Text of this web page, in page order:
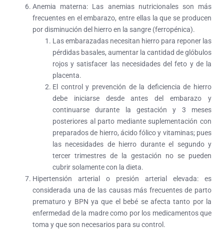
Anemia materna: Las anemias nutricionales son más
frecuentes en el embarazo, entre ellas la que se producen
por disminución del hierro en la sangre (ferropénica).
Las embarazadas necesitan hierro para reponer las
pérdidas basales, aumentar la cantidad de glóbulos
rojos y satisfacer las necesidades del feto y de la
placenta.
El control y prevención de la deficiencia de hierro
debe iniciarse desde antes del embarazo y
continuarse durante la gestación y 3 meses
posteriores al parto mediante suplementación con
preparados de hierro, ácido fólico y vitaminas; pues
las necesidades de hierro durante el segundo y
tercer trimestres de la gestación no se pueden
cubrir solamente con la dieta.
Hipertensión arterial o presión arterial elevada: es
considerada una de las causas más frecuentes de parto
prematuro y BPN ya que el bebé se afecta tanto por la
enfermedad de la madre como por los medicamentos que
toma y que son necesarios para su control.